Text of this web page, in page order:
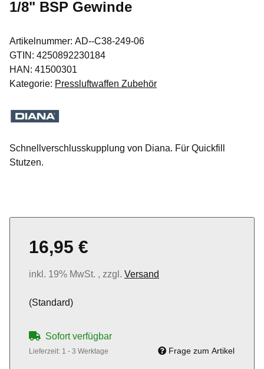
1/8" BSP Gewinde
Artikelnummer: AD--C38-249-06
GTIN: 4250892230184
HAN: 41500301
Kategorie: Pressluftwaffen Zubehör
Schnellverschlusskupplung von Diana. Für Quickfill
Stutzen.
16,95 €
inkl. 19% MwSt. , zzgl. Versand
(Standard)
Sofort verfügbar
Lieferzeit: 1 - 3 Werktage Frage zum Artikel